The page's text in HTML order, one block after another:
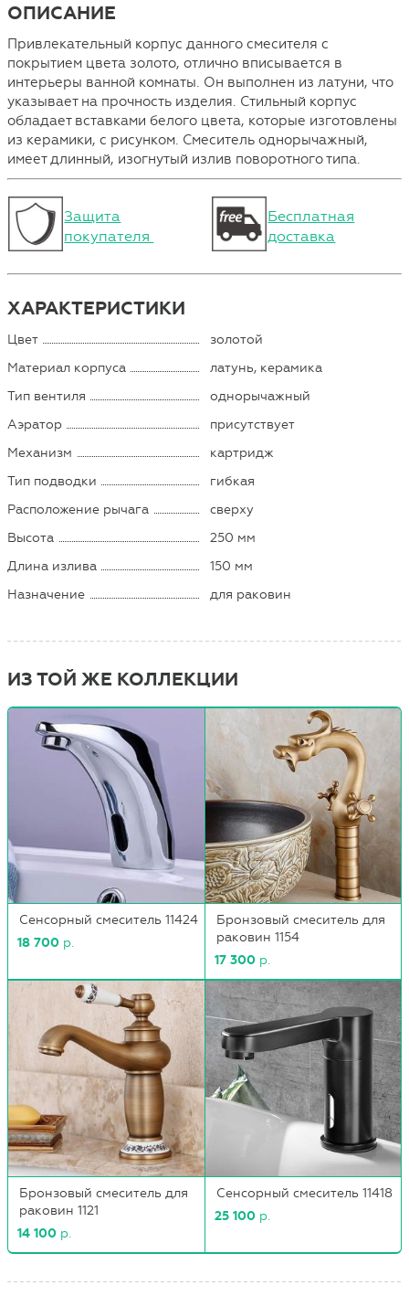
ОПИСАНИЕ
Привлекательный корпус данного смесителя с
покрытием цвета золото, отлично вписывается в
интерьеры ванной комнаты. Он выполнен из латуни, что
указывает на прочность изделия. Стильный корпус
обладает вставками белого цвета, которые изготовлены
из керамики, с рисунком. Смеситель однорычажный,
имеет длинный, изогнутый излив поворотного типа.
Защита
покупателя
Бесплатная
доставка
ХАРАКТЕРИСТИКИ
Цвет
золотой
Материал корпуса
латунь, керамика
Тип вентиля
однорычажный
Аэратор
присутствует
Механизм
картридж
Тип подводки
гибкая
Расположение рычага
сверху
Высота
250 мм
Длина излива
150 мм
Назначение
для раковин
ИЗ ТОЙ ЖЕ КОЛЛЕКЦИИ
Сенсорный смеситель 11424
18 700 р.
Бронзовый смеситель для
раковин 1154
17 300 р.
Бронзовый смеситель для
раковин 1121
14 100 р.
Сенсорный смеситель 11418
25 100 р.